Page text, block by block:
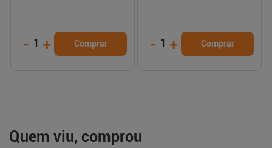
- 1 + Comprar - 1 + Comprar
Quem viu, comprou